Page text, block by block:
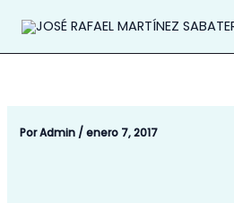
contenido
PorAdmin /enero 7, 2017